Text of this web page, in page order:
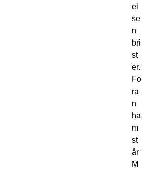
el
se
n
bri
st
er.
Fo
ra
n
ha
m
st
år
M